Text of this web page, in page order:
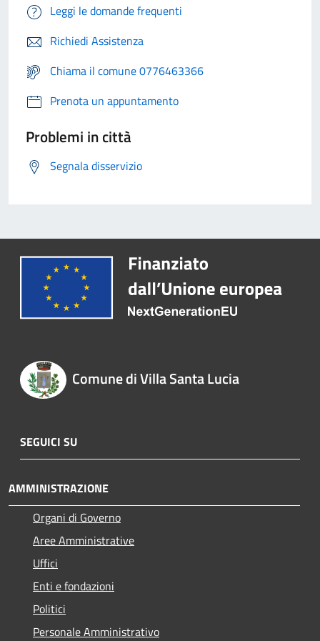
Leggi le domande frequenti
Richiedi Assistenza
Chiama il comune 0776463366
Prenota un appuntamento
Problemi in città
Segnala disservizio
Comune di Villa Santa Lucia
SEGUICI SU
AMMINISTRAZIONE
Organi di Governo
Aree Amministrative
Uffici
Enti e fondazioni
Politici
Personale Amministrativo